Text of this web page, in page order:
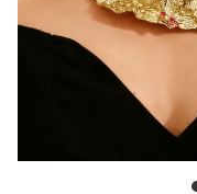
À PROPOS DE NOUS